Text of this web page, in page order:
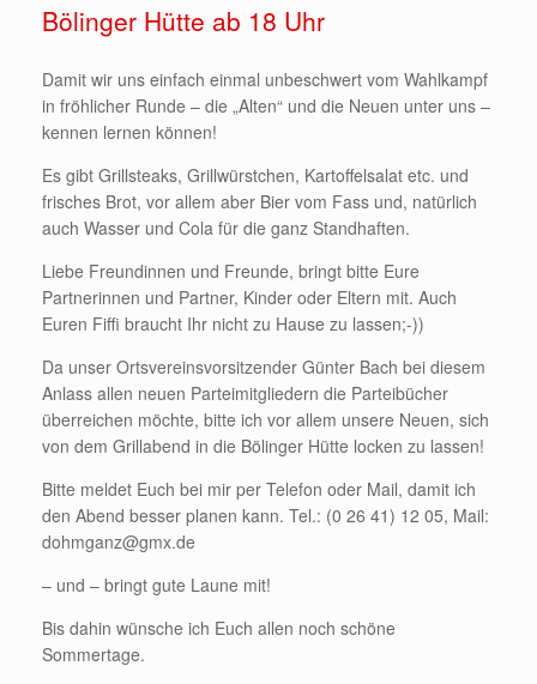
Bölinger Hütte ab 18 Uhr
Damit wir uns einfach einmal unbeschwert vom Wahlkampf
in fröhlicher Runde – die „Alten“ und die Neuen unter uns –
kennen lernen können!
Es gibt Grillsteaks, Grillwürstchen, Kartoffelsalat etc. und
frisches Brot, vor allem aber Bier vom Fass und, natürlich
auch Wasser und Cola für die ganz Standhaften.
Liebe Freundinnen und Freunde, bringt bitte Eure
Partnerinnen und Partner, Kinder oder Eltern mit. Auch
Euren Fiffi braucht Ihr nicht zu Hause zu lassen;-))
Da unser Ortsvereinsvorsitzender Günter Bach bei diesem
Anlass allen neuen Parteimitgliedern die Parteibücher
überreichen möchte, bitte ich vor allem unsere Neuen, sich
von dem Grillabend in die Bölinger Hütte locken zu lassen!
Bitte meldet Euch bei mir per Telefon oder Mail, damit ich
den Abend besser planen kann. Tel.: (0 26 41) 12 05, Mail:
dohmganz@gmx.de
– und – bringt gute Laune mit!
Bis dahin wünsche ich Euch allen noch schöne
Sommertage.